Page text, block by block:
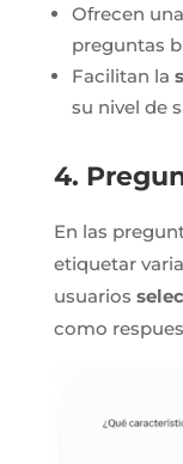
Ofrecen una
preguntas
Facilitan la
su nivel de
4.
En las
etiquetar
usuarios
como